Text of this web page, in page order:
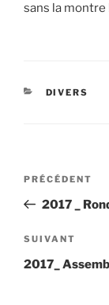
sans la montre
DIVERS
Navigation
l’article
Article
précédent
PRÉCÉDENT
2017 _
Article
suivant
SUIVANT
2017_